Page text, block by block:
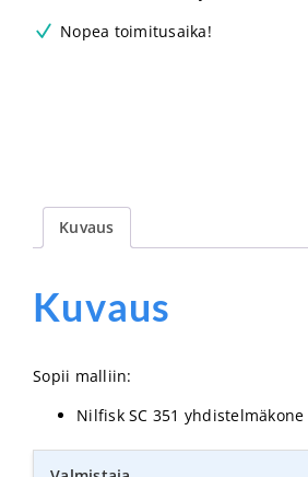
Nopea toimitusaika!
Kuvaus
Kuvaus
Sopii malliin:
Nilfisk SC 351 yhdistelmäkone